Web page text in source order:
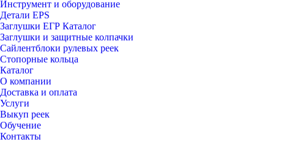
Инструмент и оборудование
Детали EPS
Заглушки ЕГР Каталог
Заглушки и защитные колпачки
Сайлентблоки рулевых реек
Стопорные кольца
Каталог
О компании
Доставка и оплата
Услуги
Выкуп реек
Обучение
Контакты